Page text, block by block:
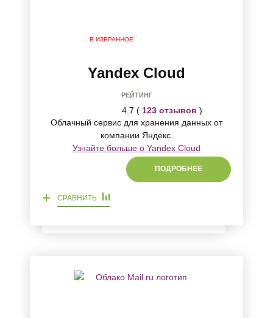
В ИЗБРАННОЕ
Yandex Cloud
РЕЙТИНГ
4.7 ( 123 отзывов )
Облачный сервис для хранения данных от
компании Яндекс.
Узнайте больше о Yandex Cloud
ПОДРОБНЕЕ
+ СРАВНИТЬ